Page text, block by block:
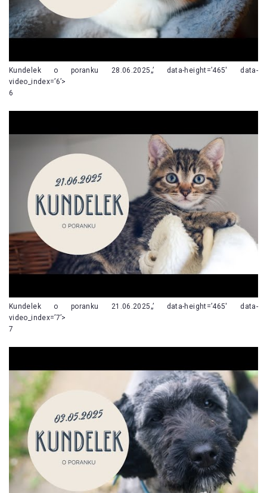
Kundelek o poranku 28.06.2025„’ data-height=’465′ data-
video_index=’6’>
6
Kundelek o poranku 21.06.2025„’ data-height=’465′ data-
video_index=’7’>
7